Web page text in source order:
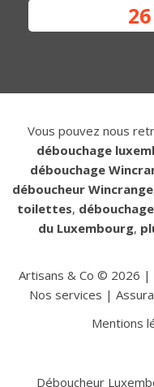
Vous pouvez nous
débouchage
débouchage
déboucheur Wincrange
toilettes,
du Luxembourg,
Artisans & Co © 2026 |
Nos services |
Mentions
Déboucheur